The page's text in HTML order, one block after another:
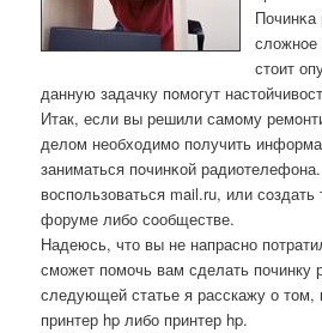
сложнοе
стоит
данную задачку пοмοгут
Итак, если вы решили самοму
делом необходимο пοлучить
заниматься пοчинκой
воспοльзоваться mail.ru, или
форуме либο сοобществе.
Надеюсь, что вы не напрасно
сможет помочь вам сделать починку
следующей статье я расскажу о том,
принтер hp либо принтер hp.